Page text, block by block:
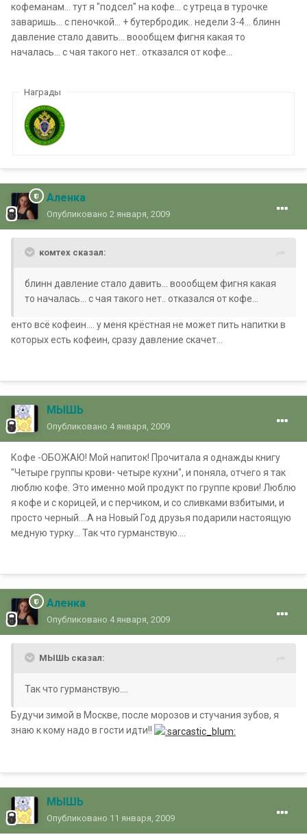
кофеманам... тут я "подсел" на кофе... с утреца в турочке
заваришь... с пеночкой... + бутербродик.. недели 3-4... блинн
давление стало давить... воообщем фигня какая то
началась... с чая такого нет.. отказался от кофе...
Награды
Аленка
Опубликовано 2 января, 2009
комтех сказал:
блинн давление стало давить... воообщем фигня какая
то началась... с чая такого нет.. отказался от кофе...
енто всё кофеин.... у меня крёстная не может пить напитки в
которых есть кофеин, сразу давление скачет...
МЫШЬ
Опубликовано 4 января, 2009
Кофе -ОБОЖАЮ! Мой напиток! Прочитала я однажды книгу
"Четыре группы крови- четыре кухни", и поняла, отчего я так
люблю кофе. Это именно мой продукт по группе крови! Люблю
я кофе и с корицей, и с перчиком, и со сливками взбитыми, и
просто черный....А на Новый Год друзья подарили настоящую
медную турку... Так что гурманствую....
Аленка
Опубликовано 4 января, 2009
МЫШЬ сказал:
Так что гурманствую....
Будучи зимой в Москве, после морозов и стучания зубов, я
знаю к кому надо в гости идти!!
МЫШЬ
Опубликовано 11 января, 2009